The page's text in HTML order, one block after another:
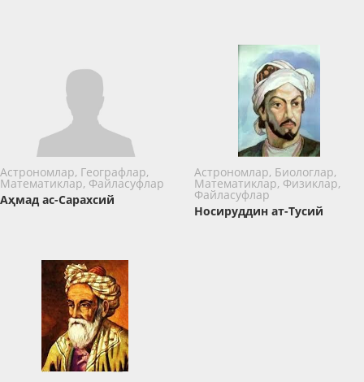
Астрономлар, Географлар,
Математиклар, Файласуфлар
Аҳмад ас-Сарахсий
Астрономлар, Биологлар,
Математиклар, Физиклар,
Файласуфлар
Носируддин ат-Тусий